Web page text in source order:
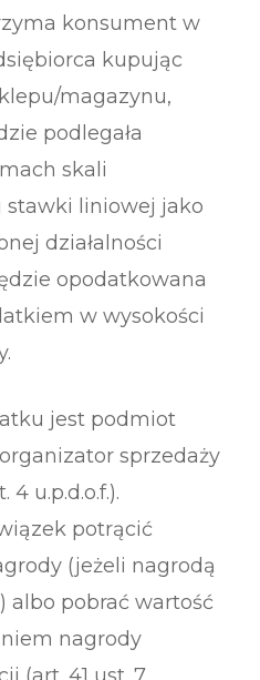
konsument w
kupując
magazynu,
podlegała
skali
stawki liniowej jako
działalności
opodatkowana
w wysokości
jest podmiot
sprzedaży
4 u.p.d.o.f.).
potrącić
(jeżeli nagrodą
albo pobrać wartość
nagrody